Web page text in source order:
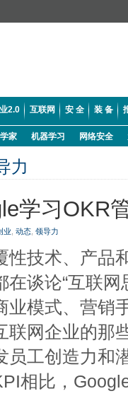
2.0 互联网 安 全 装 备
家 机器学习 网络安全
力
学习OKR
业 动态 领导力
性技术、产品
谈论“互联网
业模式、营销
联网企业的那
员工创造力和
相比，